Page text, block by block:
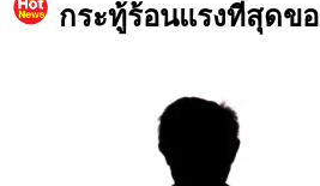
กระทู้ร้อนแรงที่สุดข